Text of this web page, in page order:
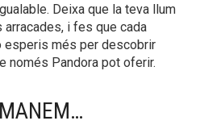
Deixa que la teva llum
i fes que cada
esperis més per descobrir
només Pandora pot oferir.